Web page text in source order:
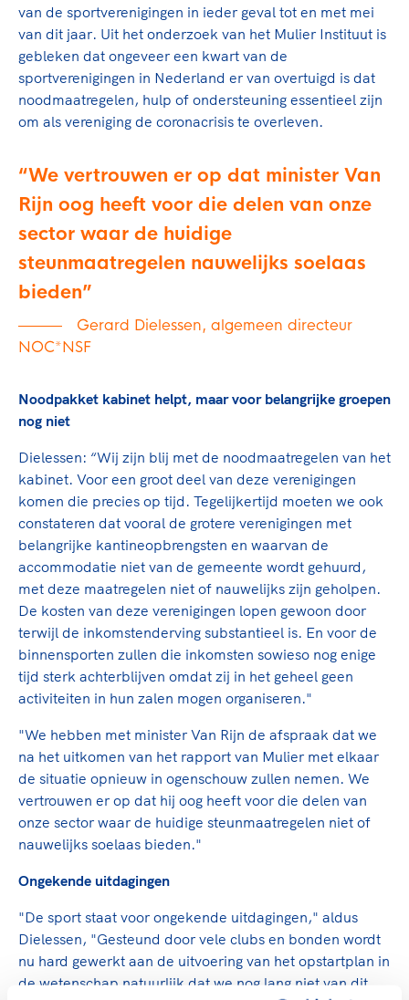
van de sportverenigingen in ieder geval tot en met mei
van dit jaar. Uit het onderzoek van het Mulier Instituut is
gebleken dat ongeveer een kwart van de
sportverenigingen in Nederland er van overtuigd is dat
noodmaatregelen, hulp of ondersteuning essentieel zijn
om als vereniging de coronacrisis te overleven.
We vertrouwen er op dat minister Van
Rijn oog heeft voor die delen van onze
sector waar de huidige
steunmaatregelen nauwelijks soelaas
bieden
Gerard Dielessen, algemeen directeur
NOC*NSF
Noodpakket kabinet helpt, maar voor belangrijke groepen
nog niet
Dielessen: “Wij zijn blij met de noodmaatregelen van het
kabinet. Voor een groot deel van deze verenigingen
komen die precies op tijd. Tegelijkertijd moeten we ook
constateren dat vooral de grotere verenigingen met
belangrijke kantineopbrengsten en waarvan de
accommodatie niet van de gemeente wordt gehuurd,
met deze maatregelen niet of nauwelijks zijn geholpen.
De kosten van deze verenigingen lopen gewoon door
terwijl de inkomstenderving substantieel is. En voor de
binnensporten zullen die inkomsten sowieso nog enige
tijd sterk achterblijven omdat zij in het geheel geen
activiteiten in hun zalen mogen organiseren."
"We hebben met minister Van Rijn de afspraak dat we
na het uitkomen van het rapport van Mulier met elkaar
de situatie opnieuw in ogenschouw zullen nemen. We
vertrouwen er op dat hij oog heeft voor die delen van
onze sector waar de huidige steunmaatregelen niet of
nauwelijks soelaas bieden."
Ongekende uitdagingen
"De sport staat voor ongekende uitdagingen," aldus
Dielessen, "Gesteund door vele clubs en bonden wordt
nu hard gewerkt aan de uitvoering van het opstartplan in
de wetenschap natuurlijk dat we nog lang niet van dit